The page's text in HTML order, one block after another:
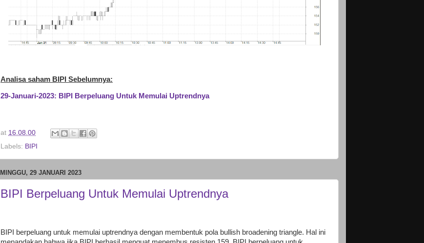
Analisa saham BIPI Sebelumnya:
29-Januari-2023: BIPI Berpeluang Untuk Memulai Uptrendnya
at 16.08.00
Labels: BIPI
MINGGU, 29 JANUARI 2023
BIPI Berpeluang Untuk Memulai Uptrendnya
BIPI berpeluang untuk memulai uptrendnya dengan membentuk pola bullish broadening triangle. Hal ini